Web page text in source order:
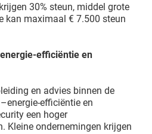
30% steun, middel grote
kan maximaal € 7.500 steun
efficiëntie en
en advies binnen de
efficiëntie en
een hoger
Kleine ondernemingen krijgen